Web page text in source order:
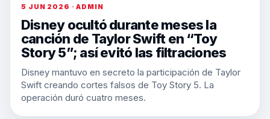
5 JUN 2026 · ADMIN
Disney ocultó durante meses la
canción de Taylor Swift en “Toy
Story 5”; así evitó las filtraciones
Disney mantuvo en secreto la participación de Taylor
Swift creando cortes falsos de Toy Story 5. La
operación duró cuatro meses.